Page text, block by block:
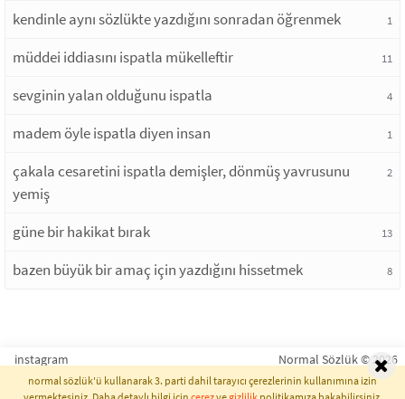
kendinle aynı sözlükte yazdığını sonradan öğrenmek 1
müddei iddiasını ispatla mükelleftir 11
sevginin yalan olduğunu ispatla 4
madem öyle ispatla diyen insan 1
çakala cesaretini ispatla demişler, dönmüş yavrusunu
yemiş
2
güne bir hakikat bırak 13
bazen büyük bir amaç için yazdığını hissetmek 8
instagram Normal Sözlük © 2026
normal sözlük'ü kullanarak 3. parti dahil tarayıcı çerezlerinin kullanımına izin